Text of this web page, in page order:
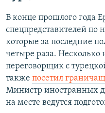
В конце прошлого года
спецпредставителей
которые за последние
четыре раза. Несколько
переговорщик с
также посетил
Министр иностранных
на месте ведутся